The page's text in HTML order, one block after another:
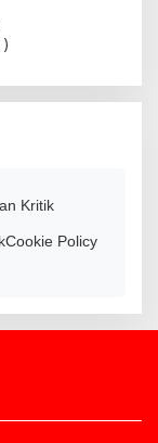
Kritik
Cookie Policy